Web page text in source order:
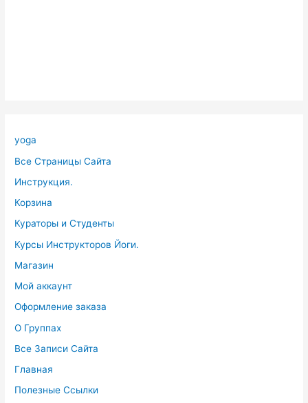
yoga
Все Страницы Сайта
Инструкция.
Корзина
Кураторы и Студенты
Курсы Инструкторов Йоги.
Магазин
Мой аккаунт
Оформление заказа
О Группах
Все Записи Сайта
Главная
Полезные Ссылки